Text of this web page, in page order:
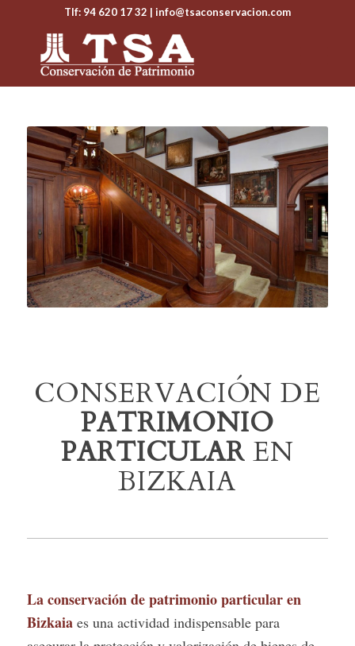
Tlf: 94 620 17 32 | info@tsaconservacion.com
CONSERVACIÓN DE
PATRIMONIO
PARTICULAREN
BIZKAIA
La conservación de patrimonio particular en
Bizkaiaes una actividad indispensable para